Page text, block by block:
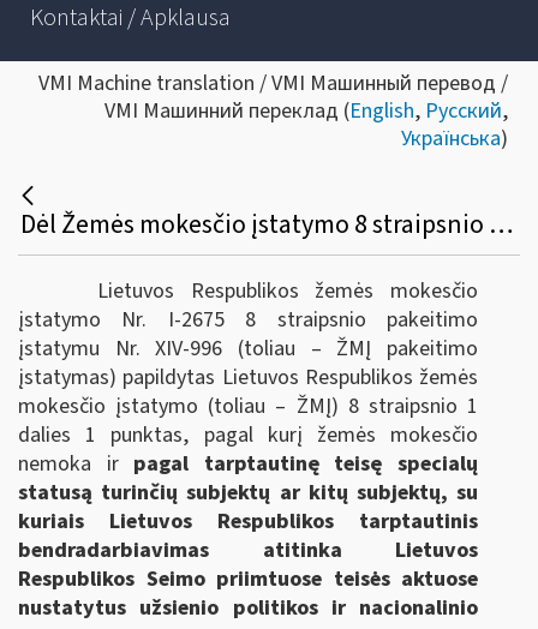
Kontaktai / Apklausa
VMI Machine translation / VMI Машинный перевод /
VMI Машинний переклад (English, Русский,
Українська)
Dėl Žemės mokesčio įstatymo 8 straipsnio pakeitimo
Lietuvos Respublikos žemės mokesčio
įstatymo Nr. I-2675 8 straipsnio pakeitimo
įstatymu Nr. XIV-996 (toliau – ŽMĮ pakeitimo
įstatymas) papildytas Lietuvos Respublikos žemės
mokesčio įstatymo (toliau – ŽMĮ) 8 straipsnio 1
dalies 1 punktas, pagal kurį žemės mokesčio
nemoka ir pagal tarptautinę teisę specialų
statusą turinčių subjektų ar kitų subjektų, su
kuriais Lietuvos Respublikos tarptautinis
bendradarbiavimas atitinka Lietuvos
Respublikos Seimo priimtuose teisės aktuose
nustatytus užsienio politikos ir nacionalinio